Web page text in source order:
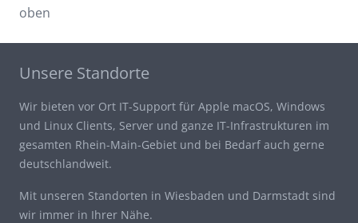
oben
Unsere Standorte
Wir bieten vor Ort IT-Support für Apple macOS, Windows
und Linux Clients, Server und ganze IT-Infrastrukturen im
gesamten Rhein-Main-Gebiet und bei Bedarf auch gerne
deutschlandweit.
Mit unseren Standorten in Wiesbaden und Darmstadt sind
wir immer in Ihrer Nähe.